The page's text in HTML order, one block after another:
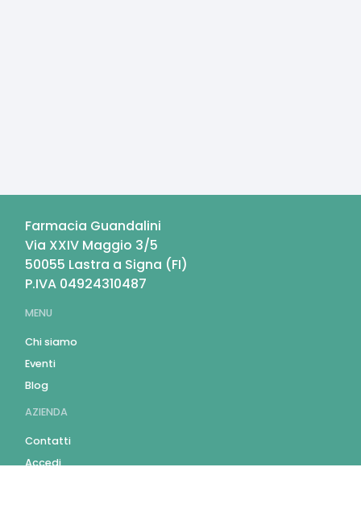
Farmacia Guandalini
Via XXIV Maggio 3/5
50055 Lastra a Signa (FI)
P.IVA 04924310487
MENU
Chi siamo
Eventi
Blog
AZIENDA
Contatti
Accedi